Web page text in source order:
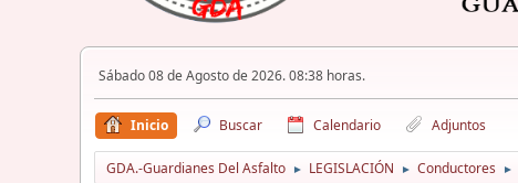
Sábado 08 de Agosto de 2026. 08:38 horas.
Inicio Buscar Calendario Adjuntos
GDA.-Guardianes Del Asfalto ► LEGISLACIÓN ► Conductores ►